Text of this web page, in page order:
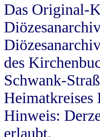
Das Original-
des
Schwank-
Heimatkreises
Hinweis:
erlaubt.